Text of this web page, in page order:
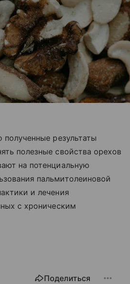
результаты
полезные свойства орехов
на потенциальную
пальмитолеиновой
и лечения
с хроническим
Поделиться